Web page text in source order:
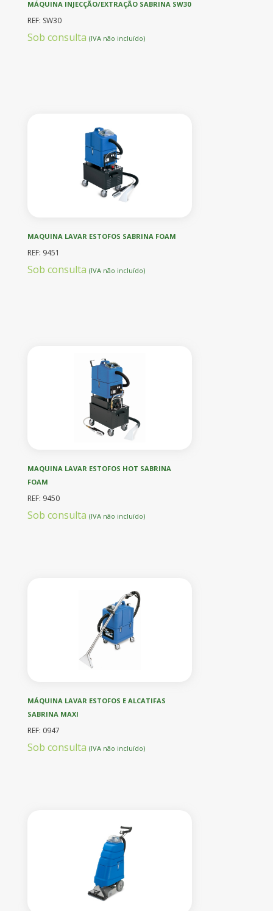
MÁQUINA INJECÇÃO/EXTRAÇÃO SABRINA SW30
REF: SW30
Sob consulta (IVA não incluído)
MAQUINA LAVAR ESTOFOS SABRINA FOAM
REF: 9451
Sob consulta (IVA não incluído)
MAQUINA LAVAR ESTOFOS HOT SABRINA
FOAM
REF: 9450
Sob consulta (IVA não incluído)
MÁQUINA LAVAR ESTOFOS E ALCATIFAS
SABRINA MAXI
REF: 0947
Sob consulta (IVA não incluído)